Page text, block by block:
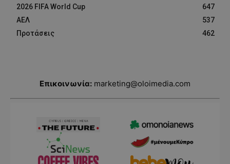
2026 FIFA World Cup
647
ΑΕΛ
537
Προτάσεις
462
Επικοινωνία: marketing@oloimedia.com